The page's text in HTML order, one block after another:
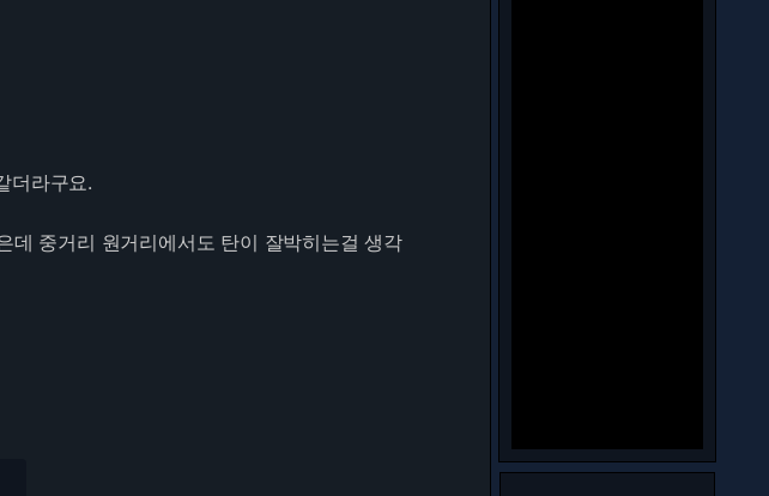
더라구요.
데 중거리 원거리에서도 탄이 잘박히는걸 생각